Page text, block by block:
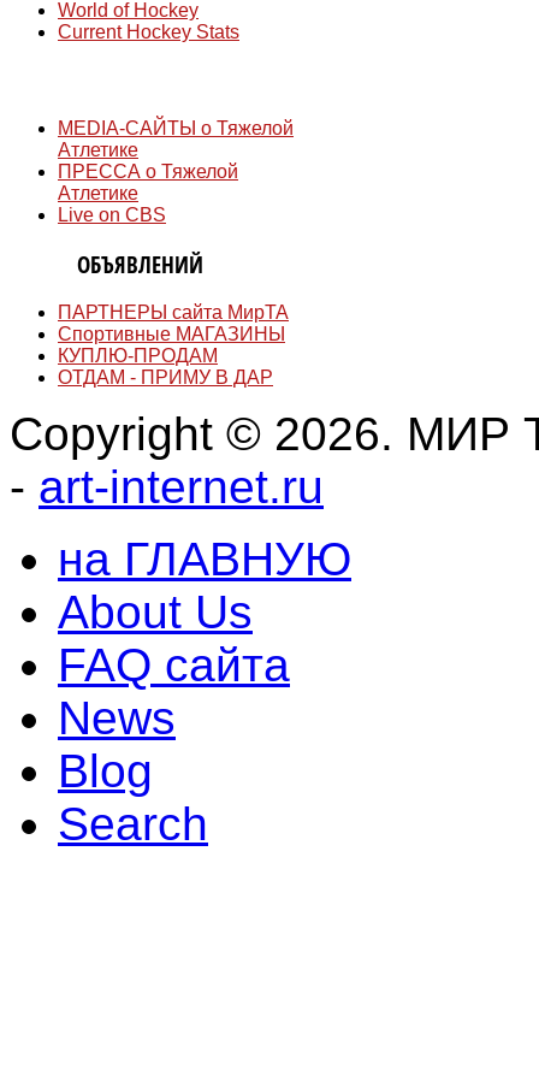
World of Hockey
Current Hockey Stats
MEDIA-САЙТЫ о Тяжелой
Атлетике
ПРЕССА о Тяжелой
Атлетике
Live on CBS
ОБЪЯВЛЕНИЙ
ПАРТНЕРЫ сайта МирТА
Спортивные МАГАЗИНЫ
КУПЛЮ-ПРОДАМ
ОТДАМ - ПРИМУ В ДАР
Copyright © 2026. МИР
- art-internet.ru
на ГЛАВНУЮ
About Us
FAQ сайта
News
Blog
Search